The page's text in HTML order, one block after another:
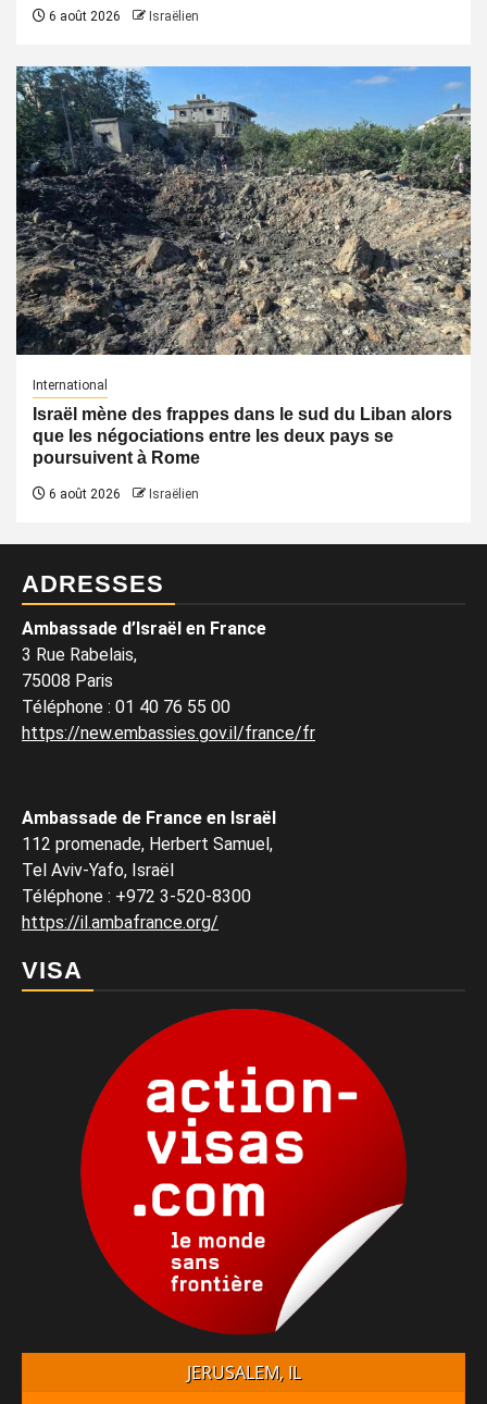
6 août 2026 Israëlien
International
Israël mène des frappes dans le sud du Liban alors
que les négociations entre les deux pays se
poursuivent à Rome
6 août 2026 Israëlien
ADRESSES
Ambassade d’Israël en France
3 Rue Rabelais,
75008 Paris
Téléphone : 01 40 76 55 00
https://new.embassies.gov.il/france/fr
Ambassade de France en Israël
112 promenade, Herbert Samuel,
Tel Aviv-Yafo, Israël
Téléphone : +972 3-520-8300
https://il.ambafrance.org/
VISA
JERUSALEM, IL